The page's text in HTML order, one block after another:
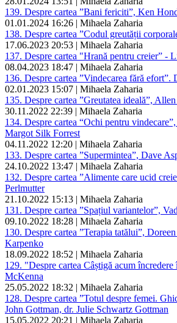
139. Despre cartea ”Bani fericiti”, Ken
01.01.2024 16:26 | Mihaela Zaharia
138. Despre cartea ”Codul greutății
17.06.2023 20:53 | Mihaela Zaharia
137. Despre cartea "Hrană pentru creier” -
08.04.2023 18:47 | Mihaela Zaharia
136. Despre cartea ”Vindecarea fără efort”.
02.01.2023 15:07 | Mihaela Zaharia
135. Despre cartea ”Greutatea ideală”,
30.11.2022 22:39 | Mihaela Zaharia
134. Despre cartea “Ochi pentru
Margot Silk Forrest
04.11.2022 12:20 | Mihaela Zaharia
133. Despre cartea ”Supermintea”, Dave
24.10.2022 13:47 | Mihaela Zaharia
132. Despre cartea ”Alimente care ucid
Perlmutter
21.10.2022 15:13 | Mihaela Zaharia
131. Despre cartea ”Spațiul variantelor”,
09.10.2022 18:28 | Mihaela Zaharia
130. Despre cartea ”Terapia tatălui”,
Karpenko
18.09.2022 18:52 | Mihaela Zaharia
129. "Despre cartea Câștigă acum încredere
McKenna
25.05.2022 18:32 | Mihaela Zaharia
128. Despre cartea ”Totul despre femei.
John Gottman, dr. Julie Schwartz Gottman
15.05.2022 20:21 | Mihaela Zaharia